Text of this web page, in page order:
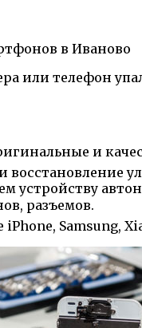
в Иваново
или телефон
и
восстановление
устройству
разъемов.
Samsung,